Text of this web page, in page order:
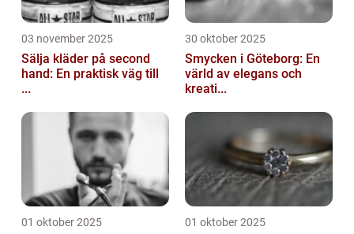
03 november 2025
Sälja kläder på second
hand: En praktisk väg till
...
30 oktober 2025
Smycken i Göteborg: En
värld av elegans och
kreati...
01 oktober 2025 01 oktober 2025